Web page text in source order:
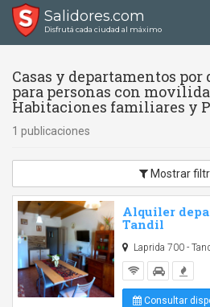
Salidores.com
Disfrutá cada ciudad al máximo
Casas y departamentos por
para personas con
Habitaciones familiares y
1 publicaciones
Mostrar
Alquiler
Tandil
Laprida 700 -
Consultar